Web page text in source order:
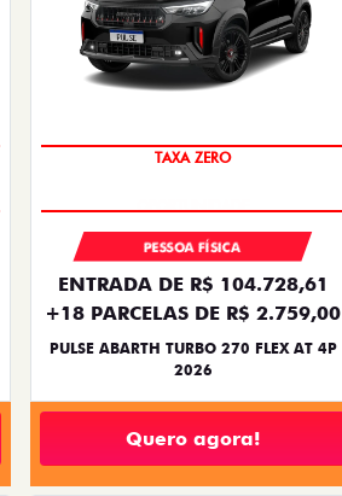
TAXA ZERO
PESSOA FÍSICA
ENTRADA DE R$ 104.728,61
+18 PARCELAS DE R$ 2.759,00
PULSE ABARTH TURBO 270 FLEX AT 4P
2026
Quero agora!